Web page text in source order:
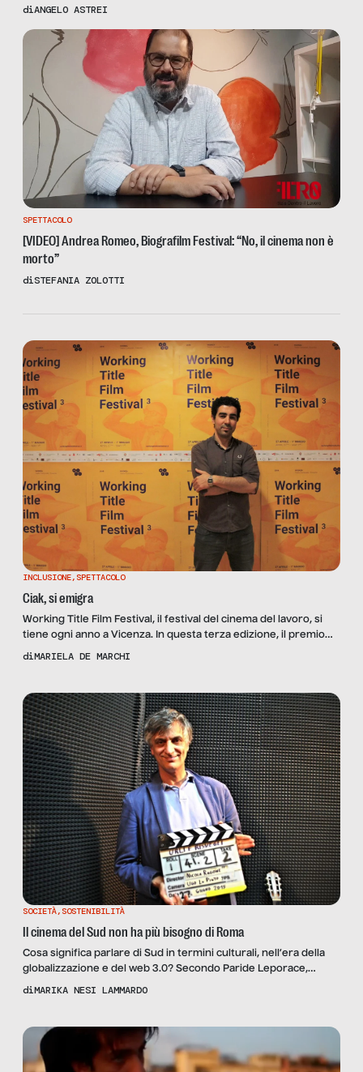
diANGELO ASTREI
SPETTACOLO
[VIDEO] Andrea Romeo, Biografilm Festival: “No, il cinema non è
morto”
diSTEFANIA ZOLOTTI
INCLUSIONE, SPETTACOLO
Ciak, si emigra
Working Title Film Festival, il festival del cinema del lavoro, si
tiene ogni anno a Vicenza. In questa terza edizione, il premio
per il miglior film lungometraggio è andato a Talien (Italia, 2017,
protagonisti lo stesso […]
diMARIELA DE MARCHI
SOCIETÀ, SOSTENIBILITÀ
Il cinema del Sud non ha più bisogno di Roma
Cosa significa parlare di Sud in termini culturali, nell’era della
globalizzazione e del web 3.0? Secondo Paride Leporace,
direttore del Lucana Film Commission, “è attraverso la cultura
valorizzanti e opportunità di lavoro concrete. Perché, come […]
diMARIKA NESI LAMMARDO